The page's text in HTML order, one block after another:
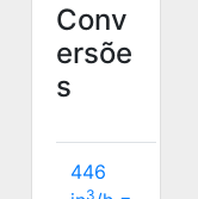
Conv
ersõe
s
446
3